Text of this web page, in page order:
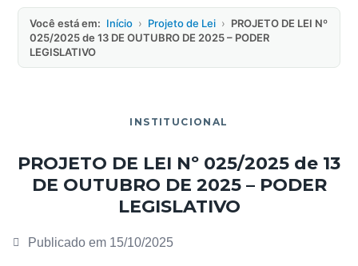
Você está em: Início › Projeto de Lei › PROJETO DE LEI Nº
025/2025 de 13 DE OUTUBRO DE 2025 – PODER
LEGISLATIVO
INSTITUCIONAL
PROJETO DE LEI Nº 025/2025 de 13
DE OUTUBRO DE 2025 – PODER
LEGISLATIVO
Publicado em 15/10/2025